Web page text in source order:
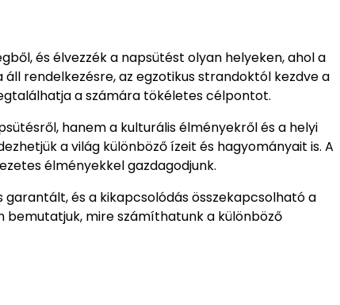
és élvezzék a napsütést olyan helyeken, ahol a
rendelkezésre, az egzotikus strandoktól kezdve a
a számára tökéletes célpontot.
hanem a kulturális élményekről és a helyi
a világ különböző ízeit és hagyományait is. A
élményekkel gazdagodjunk.
és a kikapcsolódás összekapcsolható a
bemutatjuk, mire számíthatunk a különböző